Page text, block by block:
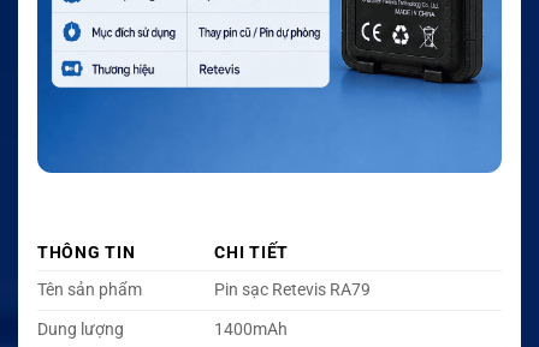
THÔNG TIN
CHI TIẾT
Tên sản phẩm
Pin sạc Retevis RA79
Dung lượng
1400mAh